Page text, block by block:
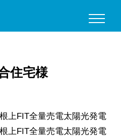
静岡県静岡市 集合住宅様
住宅様